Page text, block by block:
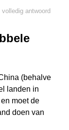
volledig antwoord
(behalve
landen in
moet de
doen van